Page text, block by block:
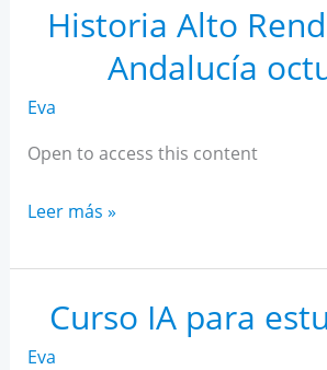
Andalucía
noviembre
Historia Alto
Andalucía
Eva
Open to access this content
Historia
Rendimiento
Andalucía
octubre
Leer más »
Curso IA para
Eva